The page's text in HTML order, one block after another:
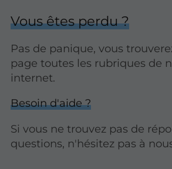
Vous êtes perdu ?
Pas de panique, vous
page toutes les rubriques de
internet.​​
Besoin d'aide ?
Si vous ne trouvez pas de
questions, n'hésitez pas à